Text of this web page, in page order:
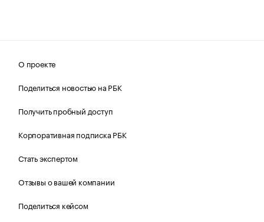
О проекте
Поделиться новостью на РБК
Получить пробный доступ
Корпоративная подписка РБК
Стать экспертом
Отзывы о вашей компании
Поделиться кейсом